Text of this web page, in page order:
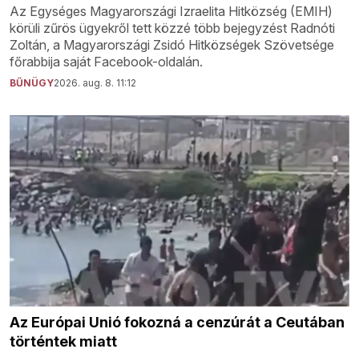
Az Egységes Magyarországi Izraelita Hitközség (EMIH)
körüli zűrös ügyekről tett közzé több bejegyzést Radnóti
Zoltán, a Magyarországi Zsidó Hitközségek Szövetsége
főrabbija saját Facebook-oldalán.
BŰNÜGY2026. aug. 8. 11:12
Az Európai Unió fokozná a cenzúrát a Ceutában
történtek miatt